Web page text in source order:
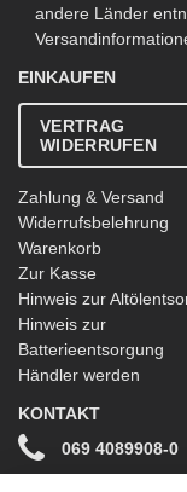
andere Länder
EINKAUFEN
VERTRAG
WIDERRUFEN
Zahlung & Versand
Widerrufsbelehrung
Warenkorb
Zur Kasse
Hinweis zur
Hinweis zur
Batterieentsorgung
Händler werden
KONTAKT
069 4089908-0